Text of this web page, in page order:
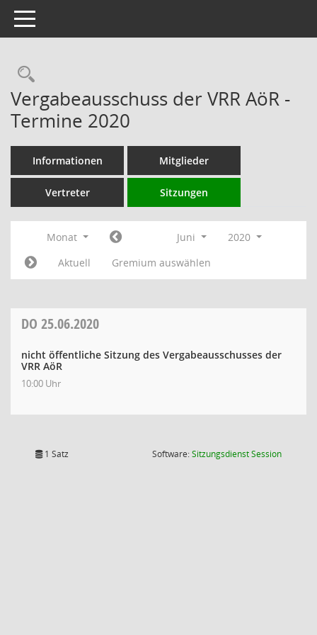
Toggle navigation
Rechercheauswahl
Vergabeausschuss der VRR AöR -
Termine 2020
Informationen Mitglieder
Vertreter Sitzungen
Monat Juni
2020
Aktuell
Gremium auswählen
DO 25.06.2020
nicht öffentliche Sitzung des Vergabeausschusses der
VRR AöR
10:00 Uhr
1 Satz Software:SitzungsdienstSession(Wird in